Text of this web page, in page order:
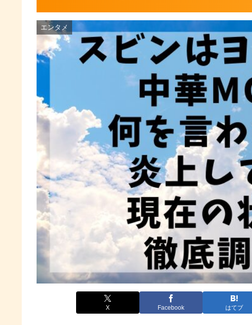
エンタメ
X Facebook はてブ